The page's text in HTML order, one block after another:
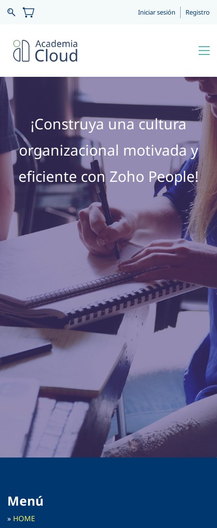
Iniciar sesión Registro
¡Construya una cultura
organizacional motivada y
eficiente con Zoho People!
Menú
» HOME